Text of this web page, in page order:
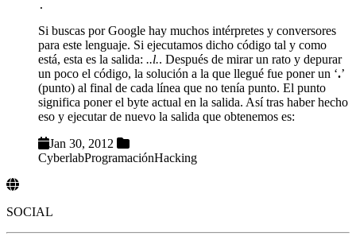
Si buscas por Google hay muchos intérpretes y conversores
para este lenguaje. Si ejecutamos dicho código tal y como
está, esta es la salida: ..l.. Después de mirar un rato y depurar
un poco el código, la solución a la que llegué fue poner un ‘.’
(punto) al final de cada línea que no tenía punto. El punto
significa poner el byte actual en la salida. Así tras haber hecho
eso y ejecutar de nuevo la salida que obtenemos es:
Jan 30, 2012
CyberlabProgramaciónHacking
SOCIAL